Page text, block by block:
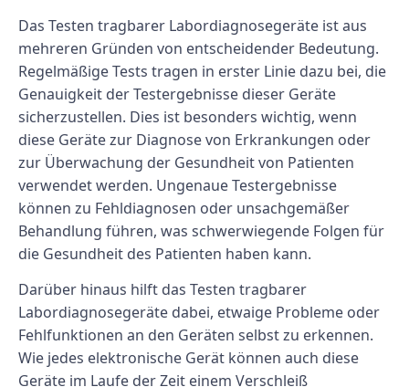
Das Testen tragbarer Labordiagnosegeräte ist aus
mehreren Gründen von entscheidender Bedeutung.
Regelmäßige Tests tragen in erster Linie dazu bei, die
Genauigkeit der Testergebnisse dieser Geräte
sicherzustellen. Dies ist besonders wichtig, wenn
diese Geräte zur Diagnose von Erkrankungen oder
zur Überwachung der Gesundheit von Patienten
verwendet werden. Ungenaue Testergebnisse
können zu Fehldiagnosen oder unsachgemäßer
Behandlung führen, was schwerwiegende Folgen für
die Gesundheit des Patienten haben kann.
Darüber hinaus hilft das Testen tragbarer
Labordiagnosegeräte dabei, etwaige Probleme oder
Fehlfunktionen an den Geräten selbst zu erkennen.
Wie jedes elektronische Gerät können auch diese
Geräte im Laufe der Zeit einem Verschleiß